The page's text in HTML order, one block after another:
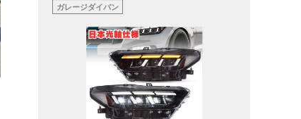
ガレージダイバン